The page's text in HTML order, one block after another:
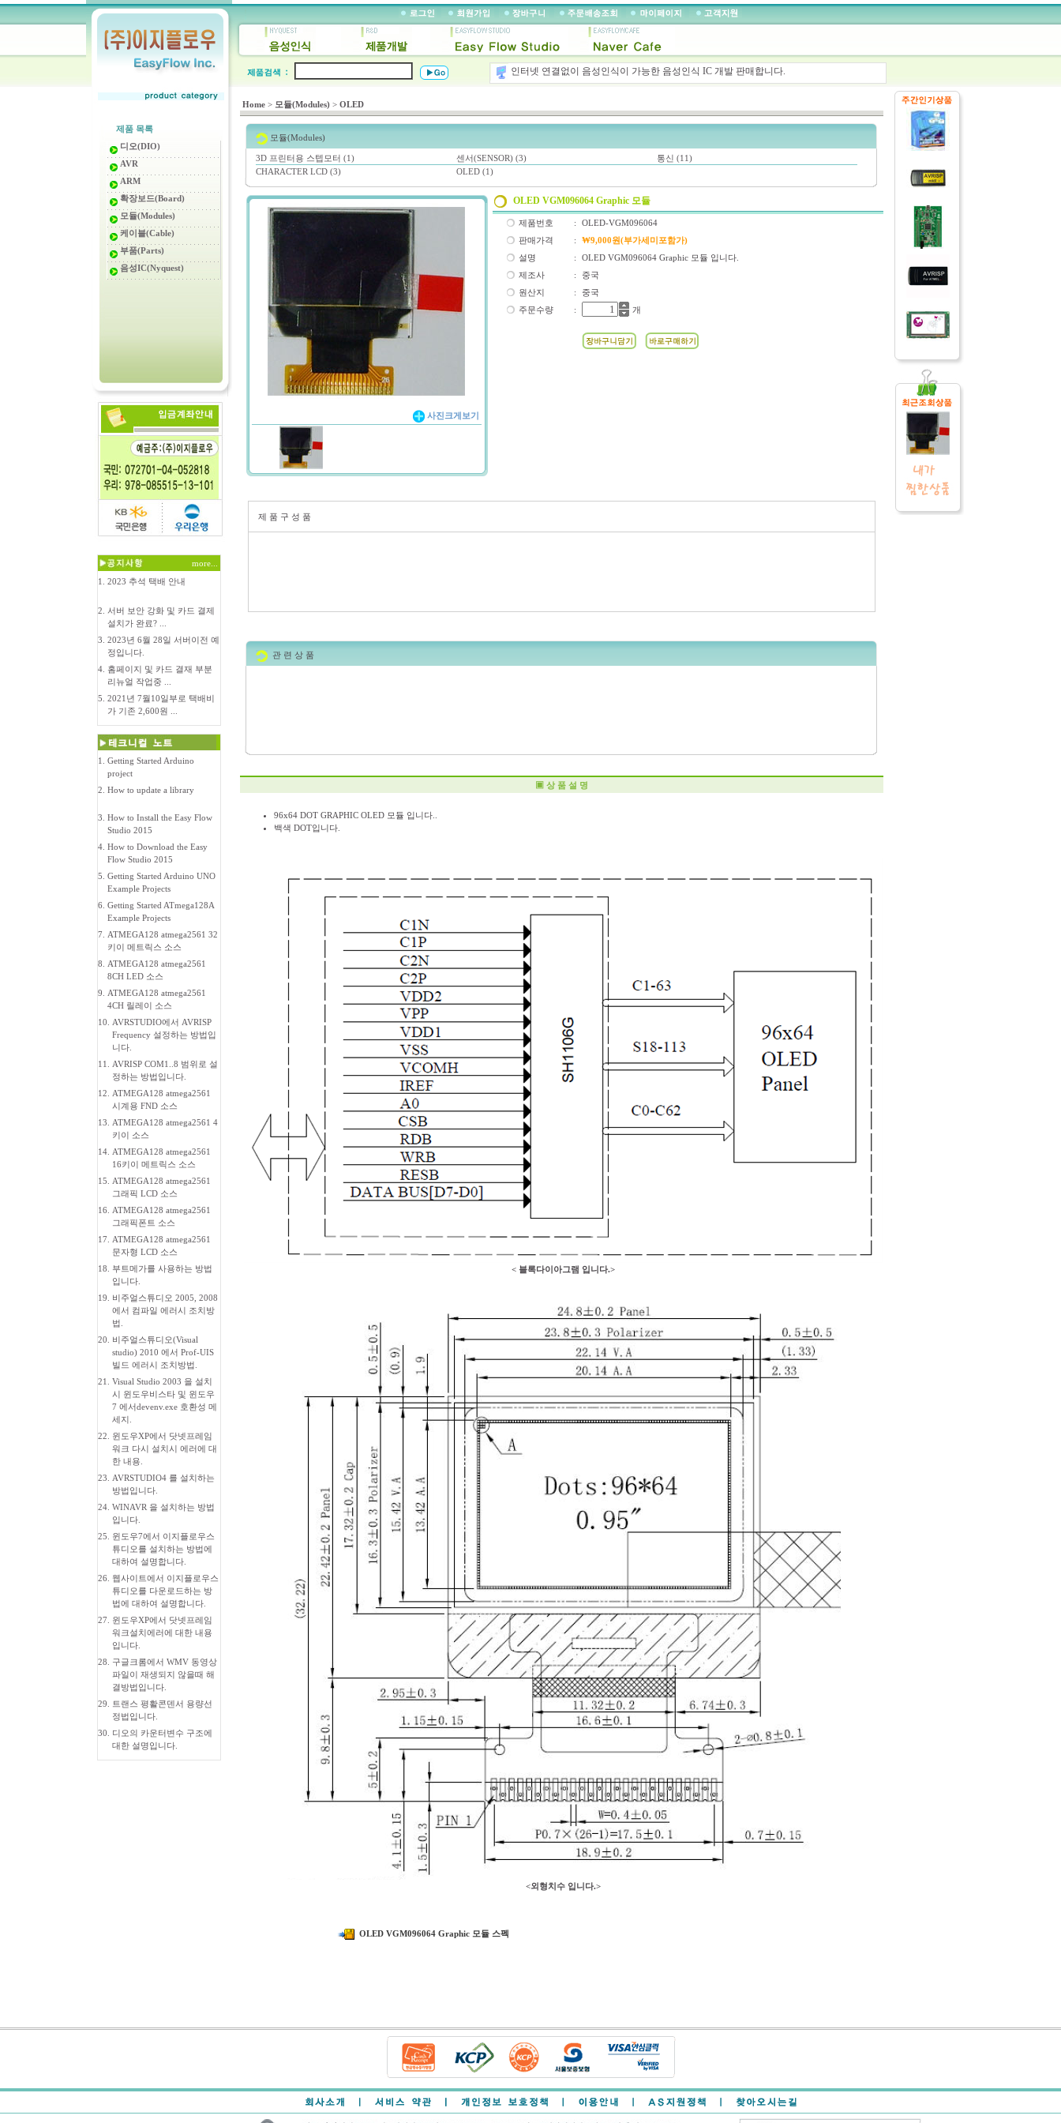
인터넷 연결없이 음성인식이 가능한 음성인식 IC 개발 판매합니다.
25년이상 축척된 개발경험과 기술력을 바탕으로 제품개발을 도와 드립니다.
제품 목록
디오(DIO)
AVR
ARM
확장보드(Board)
모듈(Modules)
케이블(Cable)
부품(Parts)
음성IC(Nyquest)
more...
1. 2023 추석 택배 안내
2. 서버 보안 강화 및 카드 결제
설치가 완료? ...
3. 2023년 6월 28일 서버이전 예
정입니다.
4. 홈페이지 및 카드 결재 부분
리뉴얼 작업중 ...
5. 2021년 7월10일부로 택배비
가 기존 2,600원 ...
1. Getting Started Arduino
project
2. How to update a library
3. How to Install the Easy Flow
Studio 2015
4. How to Download the Easy
Flow Studio 2015
5. Getting Started Arduino UNO
Example Projects
6. Getting Started ATmega128A
Example Projects
7. ATMEGA128 atmega2561 32
키이 메트릭스 소스
8. ATMEGA128 atmega2561
8CH LED 소스
9. ATMEGA128 atmega2561
4CH 릴레이 소스
10. AVRSTUDIO에서 AVRISP
Frequency 설정하는 방법입
니다.
11. AVRISP COM1..8 범위로 설
정하는 방법입니다.
12. ATMEGA128 atmega2561
시계용 FND 소스
13. ATMEGA128 atmega2561 4
키이 소스
14. ATMEGA128 atmega2561
16키이 메트릭스 소스
15. ATMEGA128 atmega2561
그래픽 LCD 소스
16. ATMEGA128 atmega2561
그래픽폰트 소스
17. ATMEGA128 atmega2561
문자형 LCD 소스
18. 부트메가를 사용하는 방법
입니다.
19. 비주얼스튜디오 2005, 2008
에서 컴파일 에러시 조치방
법.
20. 비주얼스튜디오(Visual
studio) 2010 에서 Prof-UIS
빌드 에러시 조치방법.
21. Visual Studio 2003 을 설치
시 윈도우비스타 및 윈도우
7 에서devenv.exe 호환성 메
세지.
22. 윈도우XP에서 닷넷프레임
워크 다시 설치시 에러에 대
한 내용.
23. AVRSTUDIO4 를 설치하는
방법입니다.
24. WINAVR 을 설치하는 방법
입니다.
25. 윈도우7에서 이지플로우스
튜디오를 설치하는 방법에
대하여 설명합니다.
26. 웹사이트에서 이지플로우스
튜디오를 다운로드하는 방
법에 대하여 설명합니다.
27. 윈도우XP에서 닷넷프레임
워크설치에러에 대한 내용
입니다.
28. 구글크롬에서 WMV 동영상
파일이 재생되지 않을때 해
결방법입니다.
29.
트랜스 평활콘덴서 용량선
정법입니다.
30. 디오의 카운터변수 구조에
대한 설명입니다.
Home > 모듈(Modules) > OLED
모듈(Modules)
3D 프린터용 스텝모터 (1) 센서(SENSOR) (3)
통신 (11)
CHARACTER LCD (3)
OLED (1)
사진크게보기
OLED VGM096064 Graphic 모듈
제품번호 :
OLED-VGM096064
판매가격
:
₩9,000원(부가세미포함가)
설명
:
OLED VGM096064 Graphic 모듈 입니다.
제조사
:
중국
원산지
:
중국
주문수량
: 개
제 품 구 성 품
관 련 상 품
▣ 상 품 설 명
96x64 DOT GRAPHIC OLED 모듈 입니다..
백색 DOT입니다.
< 블록다이아그램 입니다.>
<외형치수 입니다.>
OLED VGM096064 Graphic 모듈 스펙